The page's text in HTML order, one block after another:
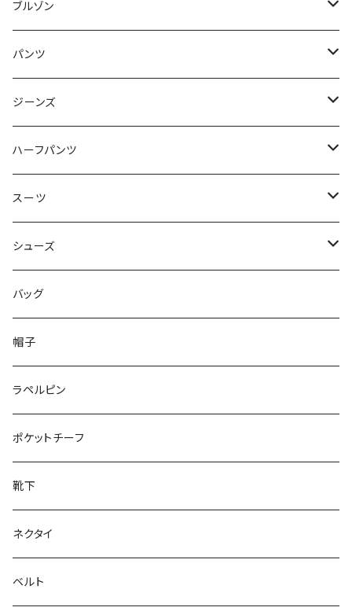
50/XL～
48/L
50/XL～
46/M
48/L
50/XL～
～44/S
46/M
48/L
50/XL～
ブルゾン
～44/S
46/M
48/L
50/XL～
パンツ
～44/S
46/M
48/L
50/XL～
ジーンズ
～44/S
46/M
48/L
50/XL～
ハーフパンツ
～44/S
46/M
48/L
50/XL～
スーツ
～44/S
46/M
48/L
50/XL～
シューズ
～25.5cm
26cm～
27cm～
28cm～
バッグ
帽子
ラペルピン
ポケットチーフ
靴下
ネクタイ
ベルト